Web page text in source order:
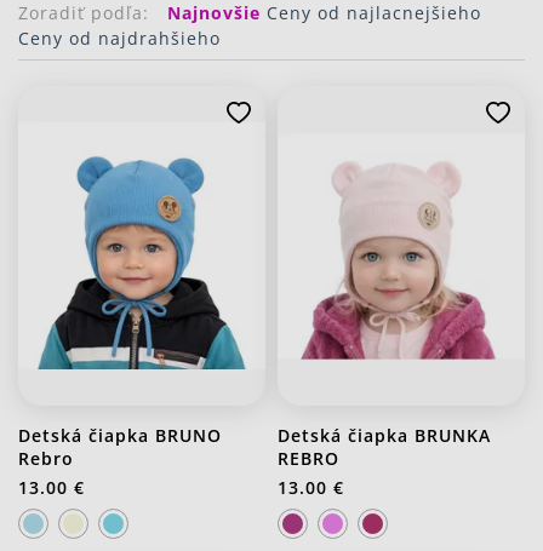
Zoradiť podľa: Najnovšie Ceny od najlacnejšieho
Ceny od najdrahšieho
Detská čiapka BRUNO
Rebro
13.00 €
Detská čiapka BRUNKA
REBRO
13.00 €